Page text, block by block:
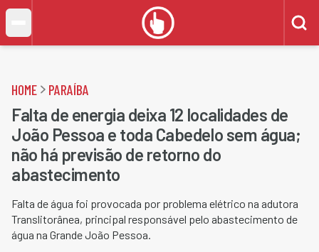
HOME PARAÍBA
Falta de energia deixa 12 localidades de
João Pessoa e toda Cabedelo sem água;
não há previsão de retorno do
abastecimento
Falta de água foi provocada por problema elétrico na adutora
Translitorânea, principal responsável pelo abastecimento de
água na Grande João Pessoa.